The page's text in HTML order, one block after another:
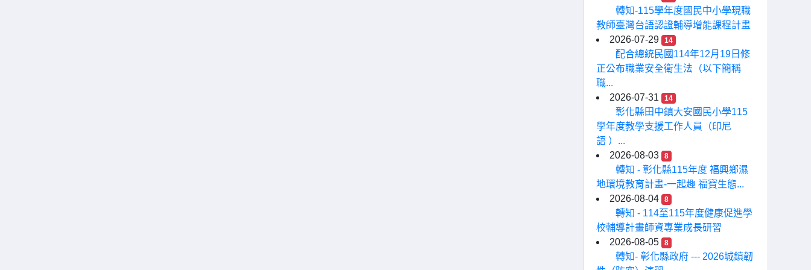
轉知-115學年度國民中小學現職
教師臺灣台語認證輔導增能課程計畫
2026-07-29
14
配合總統民國114年12月19日修
正公布職業安全衛生法（以下簡稱
職...
2026-07-31
14
彰化縣田中鎮大安國民小學115
學年度教學支援工作人員（印尼
語 ）...
2026-08-03
8
轉知 - 彰化縣115年度 福興鄉濕
地環境教育計畫-一起趣 福寶生態...
2026-08-04
8
轉知 - 114至115年度健康促進學
校輔導計畫師資專業成長研習
2026-08-05
8
轉知- 彰化縣政府 --- 2026城鎮韌